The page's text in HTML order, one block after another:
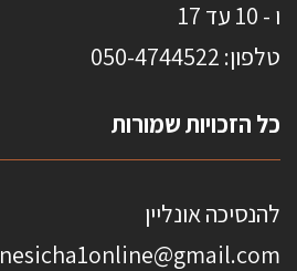
ו - 10 עד 17
טלפון: 0 50-4744522
כל הזכויות שמורות
להנסיכה אונליין
nesicha1online@gmail.com